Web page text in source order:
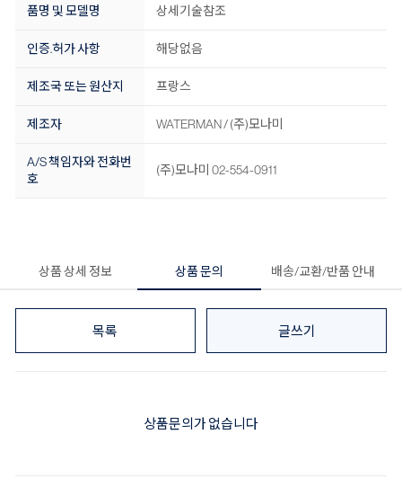
품명 및 모델명 상세기술참조
인증.허가 사항 해당없음
제조국 또는 원산지 프랑스
제조자 WATERMAN / (주)모나미
A/S 책임자와 전화번
호
(주)모나미 02-554-0911
상품 상세 정보 상품 문의 배송/교환/반품 안내
목록 글쓰기
상품문의가 없습니다